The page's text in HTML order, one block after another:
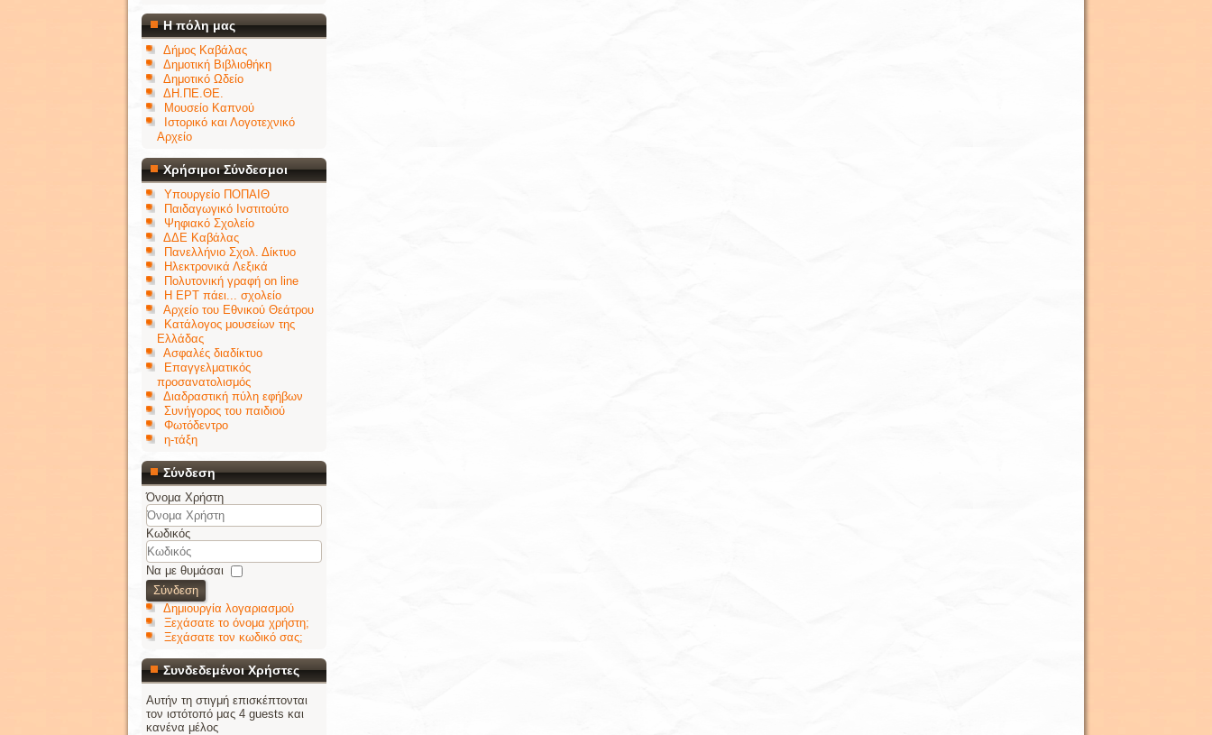
Η πόλη μας
Δήμος Καβάλας
Δημοτική Βιβλιοθήκη
Δημοτικό Ωδείο
ΔΗ.ΠΕ.ΘΕ.
Μουσείο Καπνού
Ιστορικό και Λογοτεχνικό
Αρχείο
Χρήσιμοι Σύνδεσμοι
Υπουργείο ΠΟΠΑΙΘ
Παιδαγωγικό Ινστιτούτο
Ψηφιακό Σχολείο
ΔΔΕ Καβάλας
Πανελλήνιο Σχολ. Δίκτυο
Ηλεκτρονικά Λεξικά
Πολυτονική γραφή on line
Η ΕΡΤ πάει... σχολείο
Αρχείο του Εθνικού Θεάτρου
Κατάλογος μουσείων της
Ελλάδας
Ασφαλές διαδίκτυο
Επαγγελματικός
προσανατολισμός
Διαδραστική πύλη εφήβων
Συνήγορος του παιδιού
Φωτόδεντρο
η-τάξη
Σύνδεση
Όνομα Χρήστη
Κωδικός
Να με θυμάσαι
Σύνδεση
Δημιουργία λογαριασμού
Ξεχάσατε το όνομα χρήστη;
Ξεχάσατε τον κωδικό σας;
Συνδεδεμένοι Χρήστες
Αυτήν τη στιγμή επισκέπτονται
τον ιστότοπό μας 4 guests και
κανένα μέλος